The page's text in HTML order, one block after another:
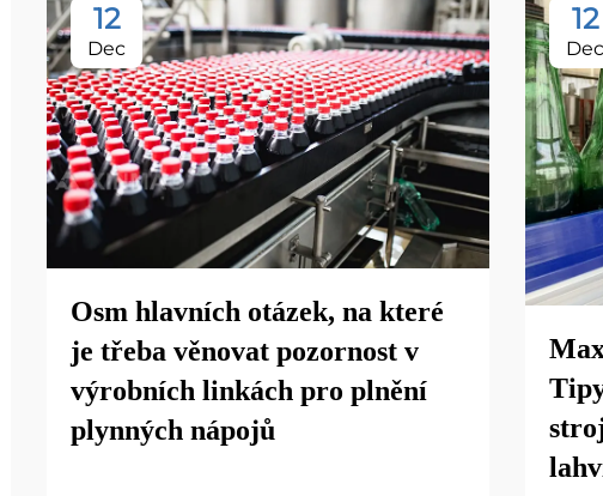
12
Dec
Osm hlavních otázek, na které
je třeba věnovat pozornost v
výrobních linkách pro plnění
plynných nápojů
12
Dec